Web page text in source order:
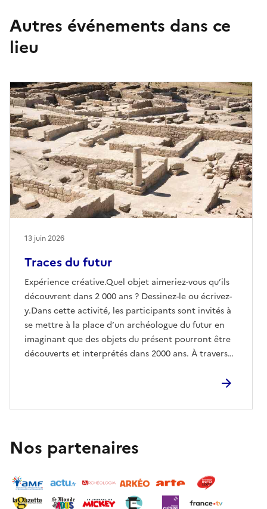
Autres événements dans ce
lieu
Traces du futur
Expérience créative.Quel objet aimeriez-vous qu’ils
découvrent dans 2 000 ans ? Dessinez-le ou écrivez-
y.Dans cette activité, les participants sont invités à
se mettre à la place d’un archéologue du futur en
imaginant que des objets du présent pourront être
découverts et interprétés dans 2000 ans. À travers
créativité et la réflexion sur la relation entre passé,
13 juin 2026
Nos partenaires